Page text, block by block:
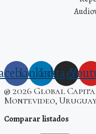
Linkedin
Instagram
® 2026 Global
Montevideo,
Comparar listados